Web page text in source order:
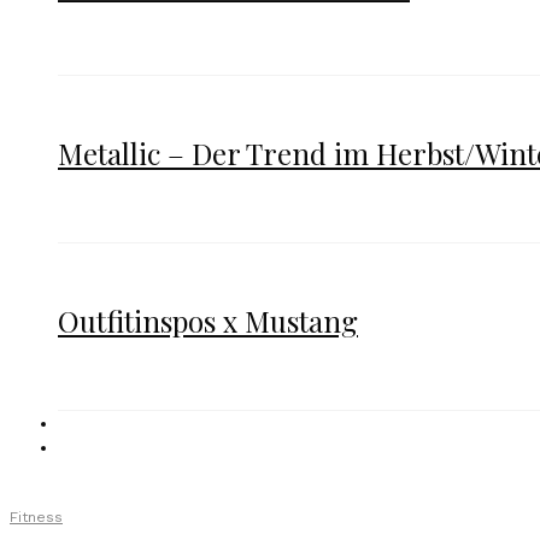
Metallic – Der Trend im Herbst/
Outfitinspos x Mustang
Fitness